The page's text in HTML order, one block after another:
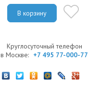
В корзину
Круглосуточный телефон
в Москве: +7 495 77-000-77